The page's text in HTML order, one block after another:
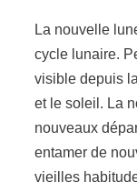
La nouvelle
cycle lunaire.
visible depuis
et le soleil. La
nouveaux
entamer de
vieilles